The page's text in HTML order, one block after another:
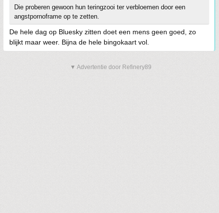
Die proberen gewoon hun teringzooi ter verbloemen door een
angstpornoframe op te zetten.
De hele dag op Bluesky zitten doet een mens geen goed, zo
blijkt maar weer. Bijna de hele bingokaart vol.
▼ Advertentie door Refinery89